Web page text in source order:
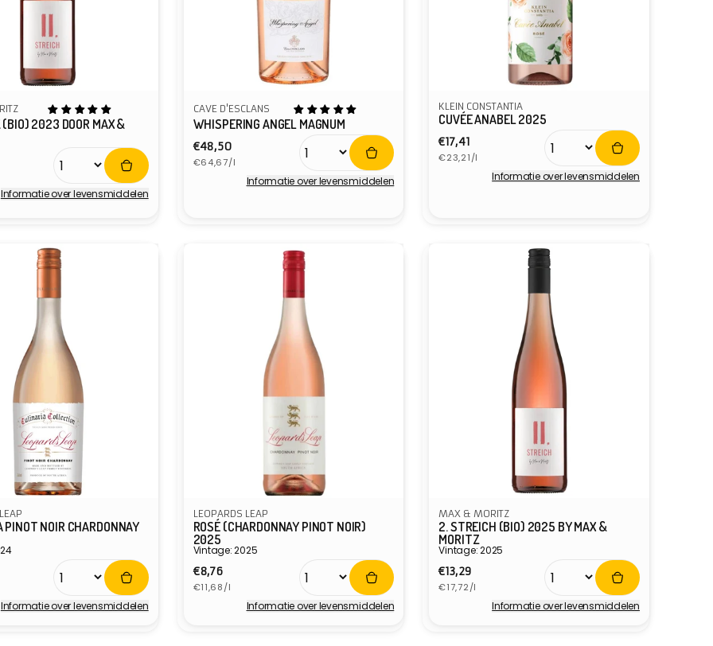
(BIO) 2023 DOOR MAX &
Informatie over levensmiddelen
CAVE D'ESCLANS
WHISPERING ANGEL MAGNUM
Normale
prijs
€48,50
Eenheidsprijs
€64,67/l
Informatie over levensmiddelen
KLEIN CONSTANTIA
CUVÉE ANABEL 2025
Normale
prijs
€17,41
Eenheidsprijs
€23,21/l
Informatie over levensmiddelen
PINOT NOIR CHARDONNAY
Informatie over levensmiddelen
LEOPARDS LEAP
ROSÉ (CHARDONNAY PINOT NOIR)
2025
Vintage: 2025
Normale
prijs
€8,76
Eenheidsprijs
€11,68/l
Informatie over levensmiddelen
MAX & MORITZ
2. STREICH (BIO) 2025 BY MAX &
MORITZ
Vintage: 2025
Normale
prijs
€13,29
Eenheidsprijs
€17,72/l
Informatie over levensmiddelen